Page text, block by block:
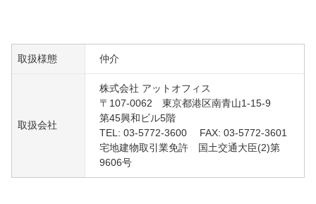
取扱様態 仲介
取扱会社
株式会社 アットオフィス
〒107-0062 東京都港区南青山1-15-9
第45興和ビル5階
TEL: 03-5772-3600 FAX: 03-5772-3601
宅地建物取引業免許 国土交通大臣(2)第
9606号